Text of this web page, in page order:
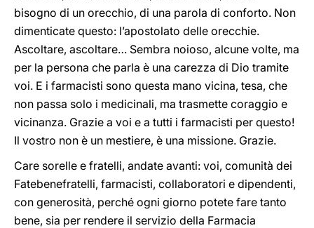
bisogno di un orecchio, di una parola di conforto. Non
dimenticate questo: l’apostolato delle orecchie.
Ascoltare, ascoltare… Sembra noioso, alcune volte, ma
per la persona che parla è una carezza di Dio tramite
voi. E i farmacisti sono questa mano vicina, tesa, che
non passa solo i medicinali, ma trasmette coraggio e
vicinanza. Grazie a voi e a tutti i farmacisti per questo!
Il vostro non è un mestiere, è una missione. Grazie.
Care sorelle e fratelli, andate avanti: voi, comunità dei
Fatebenefratelli, farmacisti, collaboratori e dipendenti,
con generosità, perché ogni giorno potete fare tanto
bene, sia per rendere il servizio della Farmacia